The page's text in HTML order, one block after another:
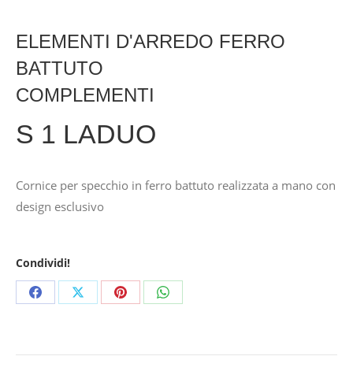
ELEMENTI D'ARREDO FERRO
BATTUTO
COMPLEMENTI
S 1 LADUO
Cornice per specchio in ferro battuto realizzata a mano con
design esclusivo
Condividi!
Share Share Share Share